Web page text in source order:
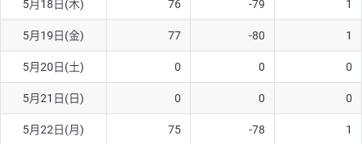
ソ/円は10万通貨単位。
5月18日(木) 76 -79 1
5月19日(金) 77 -80 1
5月20日(土) 0 0 0
5月21日(日) 0 0 0
5月22日(月) 75 -78 1